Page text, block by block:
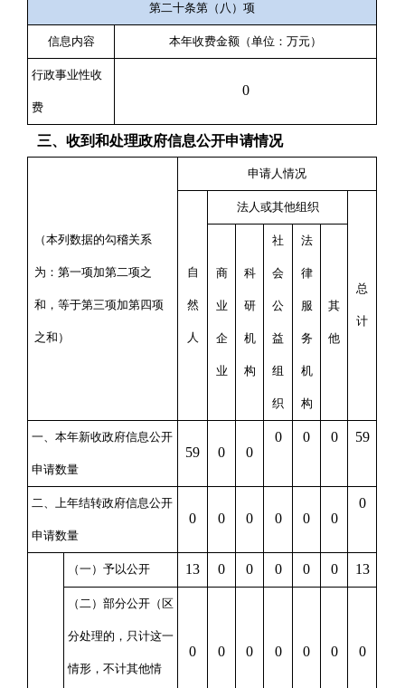
第二十条第（八）项
信息内容 本年收费金额（单位：万元）
行政事业性收
费
0
三、收到和处理政府信息公开申请情况
（本列数据的勾稽关系
为：第一项加第二项之
和，等于第三项加第四项
之和）
申请人情况
自
然
人
法人或其他组织
总
计
商
业
企
业
科
研
机
构
社
会
公
益
组
织
法
律
服
务
机
构
其
他
一、本年新收政府信息公开
申请数量
59 0 0
0 0 0 59
二、上年结转政府信息公开
申请数量
0 0 0 0 0 0
0
（一）予以公开 13 0 0 0 0 0 13
（二）部分公开 （区
分处理的，只计这一
情形，不计其他情
0 0 0 0 0 0 0